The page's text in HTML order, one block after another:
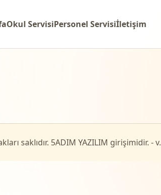
Okul ServisiPersonel Servisiİletişim
saklıdır. 5ADIM YAZILIM girişimidir. - v.